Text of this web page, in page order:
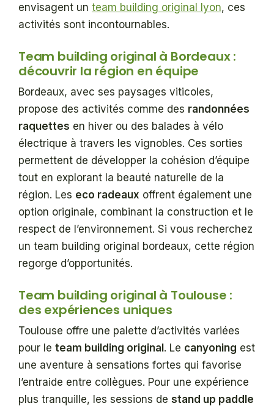
envisagent un team building original lyon, ces
activités sont incontournables.
Team building original à Bordeaux :
découvrir la région en équipe
Bordeaux, avec ses paysages viticoles,
propose des activités comme des randonnées
raquettes en hiver ou des balades à vélo
électrique à travers les vignobles. Ces sorties
permettent de développer la cohésion d’équipe
tout en explorant la beauté naturelle de la
région. Les eco radeaux offrent également une
option originale, combinant la construction et le
respect de l’environnement. Si vous recherchez
un team building original bordeaux, cette région
regorge d’opportunités.
Team building original à Toulouse :
des expériences uniques
Toulouse offre une palette d’activités variées
pour le team building original. Le canyoning est
une aventure à sensations fortes qui favorise
l’entraide entre collègues. Pour une expérience
plus tranquille, les sessions de stand up paddle